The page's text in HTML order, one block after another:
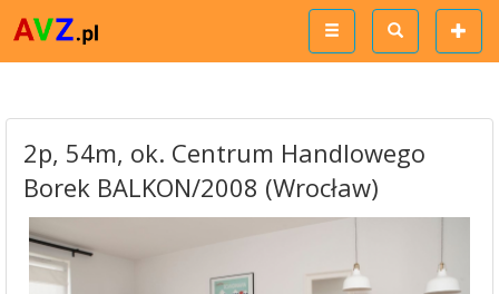
2p, 54m, ok. Centrum Handlowego
Borek BALKON/2008 (Wrocław)